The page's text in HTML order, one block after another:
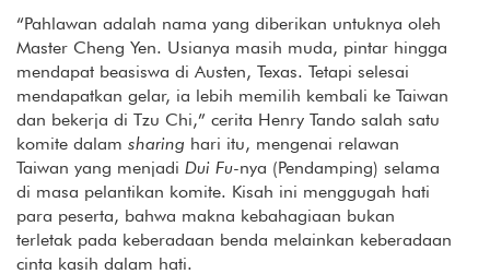
“Pahlawan adalah nama yang diberikan untuknya oleh
Master Cheng Yen. Usianya masih muda, pintar hingga
mendapat beasiswa di Austen, Texas. Tetapi selesai
mendapatkan gelar, ia lebih memilih kembali ke Taiwan
dan bekerja di Tzu Chi,” cerita Henry Tando salah satu
komite dalam sharing hari itu, mengenai relawan
Taiwan yang menjadi Dui Fu-nya (Pendamping) selama
di masa pelantikan komite. Kisah ini menggugah hati
para peserta, bahwa makna kebahagiaan bukan
terletak pada keberadaan benda melainkan keberadaan
cinta kasih dalam hati.